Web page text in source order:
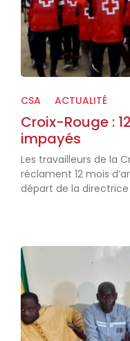
CSA ACTUALITÉ
Croix-Rouge :
impayés
Les travailleurs de la
réclament 12 mois
départ de la directrice